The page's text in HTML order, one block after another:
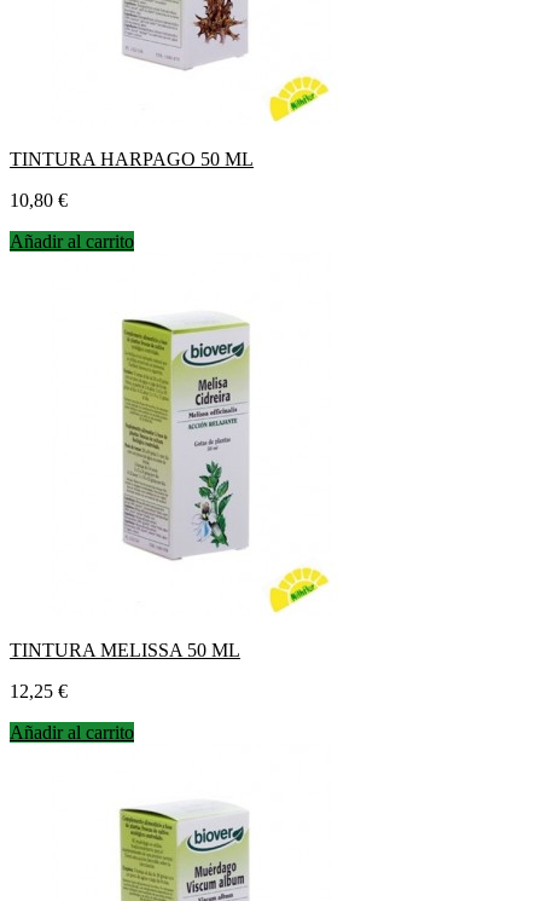
TINTURA HARPAGO 50 ML
Precio
10,80 €
Añadir al carrito
TINTURA MELISSA 50 ML
Precio
12,25 €
Añadir al carrito